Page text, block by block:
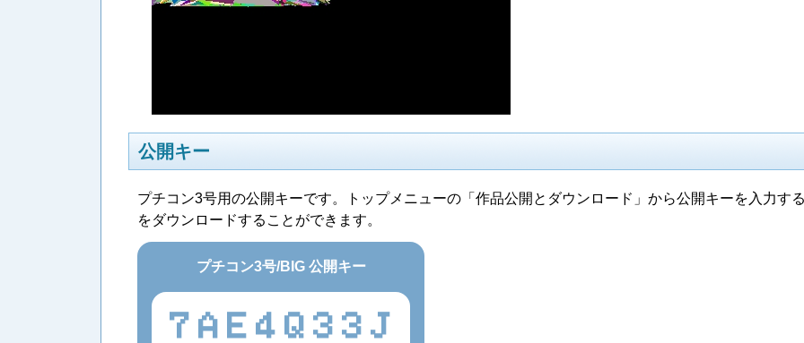
公開キー
プチコン3号用の公開キーです。トップメニューの「作品公開とダウンロード」から公開キーを入力す
をダウンロードすることができます。
プチコン3号/BIG 公開キー
7AE4Q33J